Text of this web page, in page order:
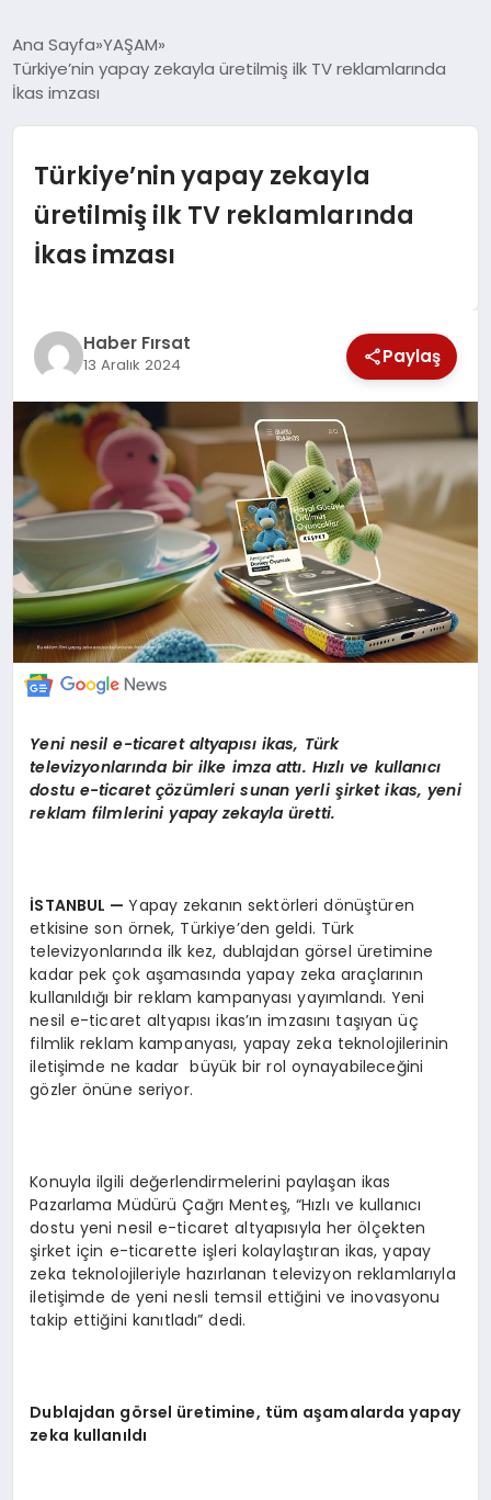
SPOR
TEKNOLOJİ
SAĞLIK
MAGAZİN
EĞİTİM
DÜNYA
Ana Sayfa YAŞAM
Türkiye’nin yapay zekayla üretilmiş ilk TV reklamlarında
İkas imzası
Türkiye’nin yapay zekayla
üretilmiş ilk TV reklamlarında
İkas imzası
Haber Fırsat
13 Aralık 2024 Paylaş
Yeni nesil e-ticaret altyapısı ikas, Türk
televizyonlarında bir ilke imza attı. Hızlı ve kullanıcı
dostu e-ticaret çözümleri sunan yerli şirket ikas, yeni
reklam filmlerini yapay zekayla üretti.
İSTANBUL —Yapay zekanın sektörleri dönüştüren
etkisine son örnek, Türkiye’den geldi. Türk
televizyonlarında ilk kez, dublajdan görsel üretimine
kadar pek çok aşamasında yapay zeka araçlarının
kullanıldığı bir reklam kampanyası yayımlandı. Yeni
nesil e-ticaret altyapısı ikas’ın imzasını taşıyan üç
filmlik reklam kampanyası, yapay zeka teknolojilerinin
iletişimde ne kadar büyük bir rol oynayabileceğini
gözler önüne seriyor.
Konuyla ilgili değerlendirmelerini paylaşan ikas
Pazarlama Müdürü Çağrı Menteş, “Hızlı ve kullanıcı
dostu yeni nesil e-ticaret altyapısıyla her ölçekten
şirket için e-ticarette işleri kolaylaştıran ikas, yapay
zeka teknolojileriyle hazırlanan televizyon reklamlarıyla
iletişimde de yeni nesli temsil ettiğini ve inovasyonu
takip ettiğini kanıtladı” dedi.
Dublajdan görsel üretimine, tüm aşamalarda yapay
zeka kullanıldı